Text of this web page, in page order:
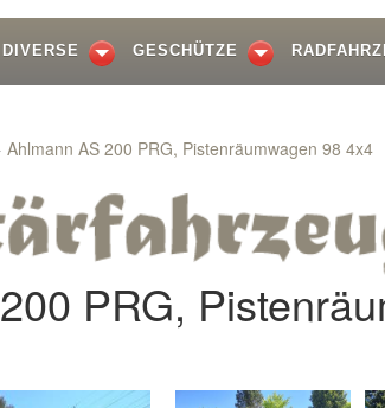
DIVERSE GESCHÜTZE
Ahlmann AS 200 PRG, Pistenräumwagen 98 4x4
PRG,